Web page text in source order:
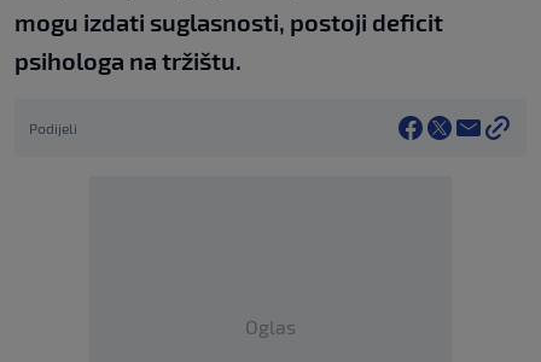
mogu izdati suglasnosti, postoji deficit
psihologa na tržištu.
Podijeli
Oglas